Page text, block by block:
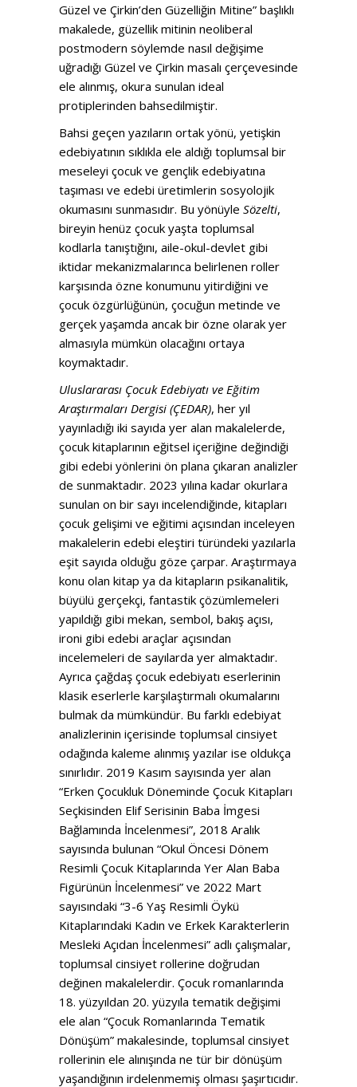
Güzel ve Çirkin’den Güzelliğin Mitine” başlıklı
makalede, güzellik mitinin neoliberal
postmodern söylemde nasıl değişime
uğradığı Güzel ve Çirkin masalı çerçevesinde
ele alınmış, okura sunulan ideal
protiplerinden bahsedilmiştir.
Bahsi geçen yazıların ortak yönü, yetişkin
edebiyatının sıklıkla ele aldığı toplumsal bir
meseleyi çocuk ve gençlik edebiyatına
taşıması ve edebi üretimlerin sosyolojik
okumasını sunmasıdır. Bu yönüyle Sözelti,
bireyin henüz çocuk yaşta toplumsal
kodlarla tanıştığını, aile-okul-devlet gibi
iktidar mekanizmalarınca belirlenen roller
karşısında özne konumunu yitirdiğini ve
çocuk özgürlüğünün, çocuğun metinde ve
gerçek yaşamda ancak bir özne olarak yer
almasıyla mümkün olacağını ortaya
koymaktadır.
Uluslararası Çocuk Edebiyatı ve Eğitim
Araştırmaları Dergisi (ÇEDAR), her yıl
yayınladığı iki sayıda yer alan makalelerde,
çocuk kitaplarının eğitsel içeriğine değindiği
gibi edebi yönlerini ön plana çıkaran analizler
de sunmaktadır. 2023 yılına kadar okurlara
sunulan on bir sayı incelendiğinde, kitapları
çocuk gelişimi ve eğitimi açısından inceleyen
makalelerin edebi eleştiri türündeki yazılarla
eşit sayıda olduğu göze çarpar. Araştırmaya
konu olan kitap ya da kitapların psikanalitik,
büyülü gerçekçi, fantastik çözümlemeleri
yapıldığı gibi mekan, sembol, bakış açısı,
ironi gibi edebi araçlar açısından
incelemeleri de sayılarda yer almaktadır.
Ayrıca çağdaş çocuk edebiyatı eserlerinin
klasik eserlerle karşılaştırmalı okumalarını
bulmak da mümkündür. Bu farklı edebiyat
analizlerinin içerisinde toplumsal cinsiyet
odağında kaleme alınmış yazılar ise oldukça
sınırlıdır. 2019 Kasım sayısında yer alan
“Erken Çocukluk Döneminde Çocuk Kitapları
Seçkisinden Elif Serisinin Baba İmgesi
Bağlamında İncelenmesi”, 2018 Aralık
sayısında bulunan “Okul Öncesi Dönem
Resimli Çocuk Kitaplarında Yer Alan Baba
Figürünün İncelenmesi” ve 2022 Mart
sayısındaki “3-6 Yaş Resimli Öykü
Kitaplarındaki Kadın ve Erkek Karakterlerin
Mesleki Açıdan İncelenmesi” adlı çalışmalar,
toplumsal cinsiyet rollerine doğrudan
değinen makalelerdir. Çocuk romanlarında
18. yüzyıldan 20. yüzyıla tematik değişimi
ele alan “Çocuk Romanlarında Tematik
Dönüşüm” makalesinde, toplumsal cinsiyet
rollerinin ele alınışında ne tür bir dönüşüm
yaşandığının irdelenmemiş olması şaşırtıcıdır.